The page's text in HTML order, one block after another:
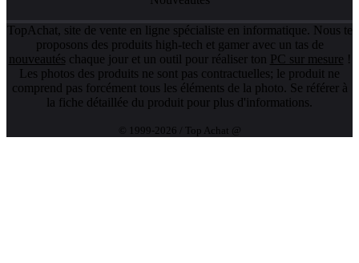
TopAchat, site de vente en ligne spécialiste en informatique. Nous te
proposons des produits high-tech et gamer avec un tas de
nouveautés chaque jour et un outil pour réaliser ton PC sur mesure !
Les photos des produits ne sont pas contractuelles; le produit ne
comprend pas forcément tous les éléments de la photo. Se référer à
la fiche détaillée du produit pour plus d'informations.
© 1999-2026 / Top Achat @